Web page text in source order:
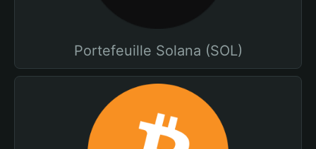
Portefeuille Solana (SOL)